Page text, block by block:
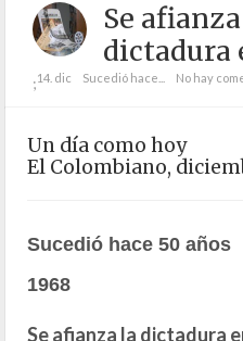
Se
dictadura
;14. dic Sucedió hace... No hay
Un día como hoy
El Colombiano,
Sucedió hace 50 años
1968
Se afianza la dictadura